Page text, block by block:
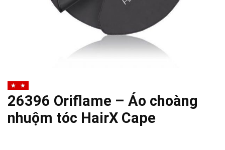
26396 Oriflame – Áo choàng
nhuộm tóc HairX Cape